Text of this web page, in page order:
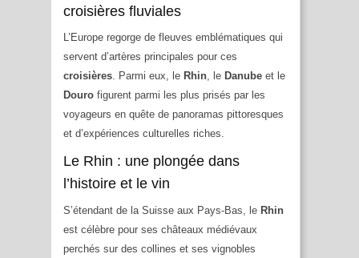
croisières fluviales
L’Europe regorge de fleuves emblématiques qui
servent d’artères principales pour ces
croisières . Parmi eux, le Rhin , le Danube et le
Douro figurent parmi les plus prisés par les
voyageurs en quête de panoramas pittoresques
et d’expériences culturelles riches.
Le Rhin : une plongée dans
l’histoire et le vin
S’étendant de la Suisse aux Pays-Bas, le Rhin
est célèbre pour ses châteaux médiévaux
perchés sur des collines et ses vignobles